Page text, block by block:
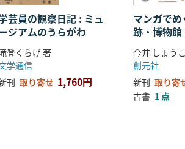
芸員の観察日記 : ミュ
ジアムのうらがわ
登くらげ 著
学通信
刊 取り寄せ 1,760円
マンガで
跡・博物館
今井 しょう
創元社
新刊 取り寄
古書 1 点